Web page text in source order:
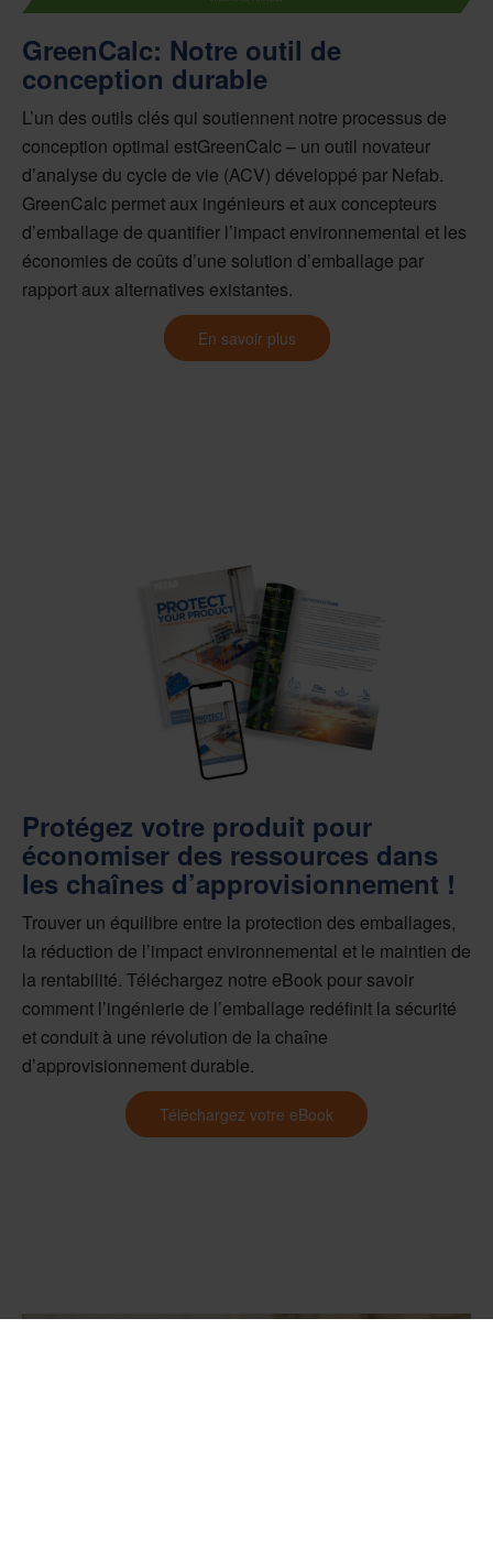
GreenCalc: Notre outil de
conception durable
L’un des outils clés qui soutiennent notre processus de
conception optimal estGreenCalc– un outil novateur
d’analyse du cycle de vie (ACV) développé par Nefab.
GreenCalc permet aux ingénieurs et aux concepteurs
d’emballage de quantifier l’impact environnemental et les
économies de coûts d’une solution d’emballage par
rapport aux alternatives existantes.
En savoir plus
Protégez votre produit pour
économiser des ressources dans
les chaînes d’approvisionnement !
Trouver un équilibre entre la protection des emballages,
la réduction de l’impact environnemental et le maintien de
la rentabilité. Téléchargez notre eBook pour savoir
comment l’ingénierie de l’emballage redéfinit la sécurité
et conduit à une révolution de la chaîne
d’approvisionnement durable.
Téléchargez votre eBook